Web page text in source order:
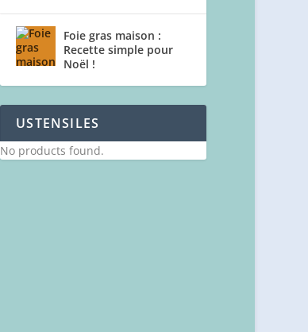
Foie gras maison :
Recette simple pour
Noël !
USTENSILES
No products found.